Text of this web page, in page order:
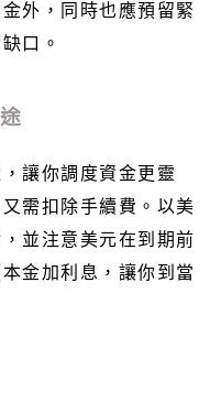
外，同時也應預留緊
口。
讓你調度資金更靈
需扣除手續費。以美
並注意美元在到期前
金加利息，讓你到當